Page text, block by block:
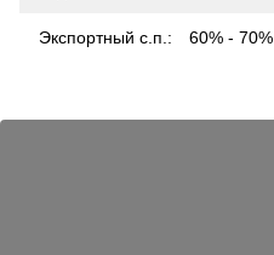
Экспортный с.п.: 60% - 70%